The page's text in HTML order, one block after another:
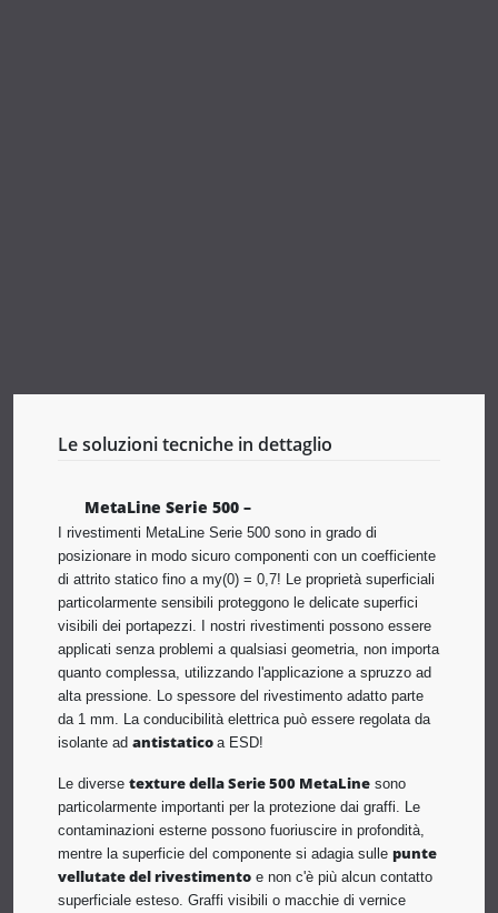
Le soluzioni tecniche in dettaglio
MetaLine Serie 500 –
I rivestimenti MetaLine Serie 500 sono in grado di
posizionare in modo sicuro componenti con un coefficiente
di attrito statico fino a my(0) = 0,7! Le proprietà superficiali
particolarmente sensibili proteggono le delicate superfici
visibili dei portapezzi. I nostri rivestimenti possono essere
applicati senza problemi a qualsiasi geometria, non importa
quanto complessa, utilizzando l'applicazione a spruzzo ad
alta pressione. Lo spessore del rivestimento adatto parte
da 1 mm. La conducibilità elettrica può essere regolata da
isolante ad antistatico a ESD!
Le diverse texture della Serie 500 MetaLine sono
particolarmente importanti per la protezione dai graffi. Le
contaminazioni esterne possono fuoriuscire in profondità,
mentre la superficie del componente si adagia sulle punte
vellutate del rivestimento e non c'è più alcun contatto
superficiale esteso. Graffi visibili o macchie di vernice